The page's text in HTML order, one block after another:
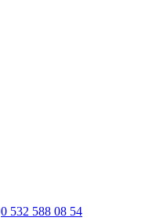
0 532 588 08 54